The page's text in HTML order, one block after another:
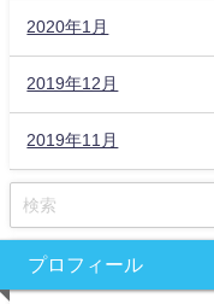
2020年1月
2019年12月
2019年11月
プロフィール